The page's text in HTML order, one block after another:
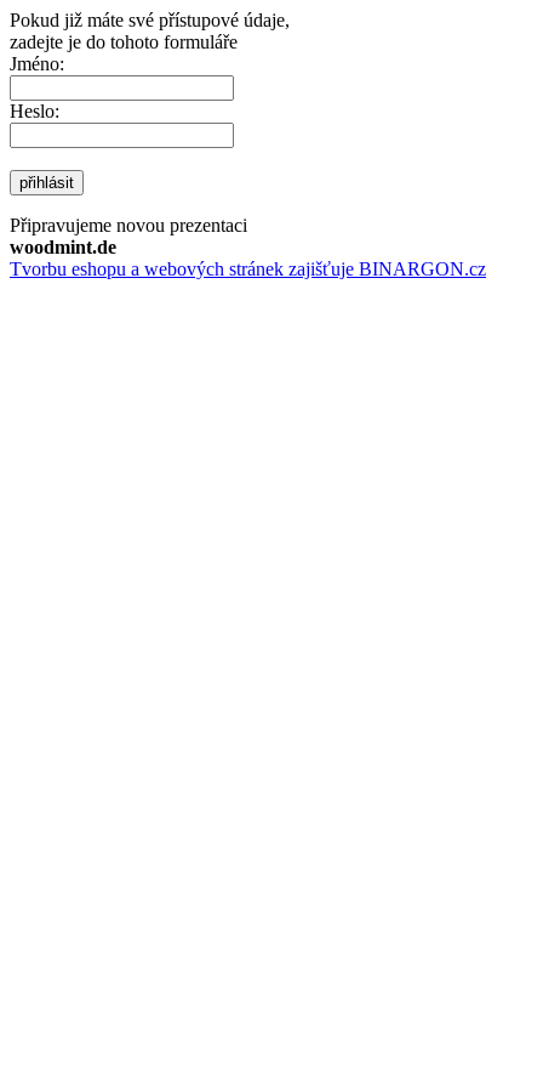
Pokud již máte své přístupové údaje,
zadejte je do tohoto formuláře
Jméno:
Heslo:
přihlásit
Připravujeme novou prezentaci
woodmint.de
Tvorbu eshopu a webových stránek zajišťuje BINARGON.cz